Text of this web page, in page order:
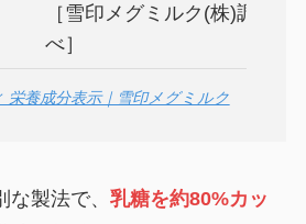
［雪印メグミルク(株)調
べ］
栄養成分表示｜雪印メグミルク
製法で、 乳糖を約80%カッ